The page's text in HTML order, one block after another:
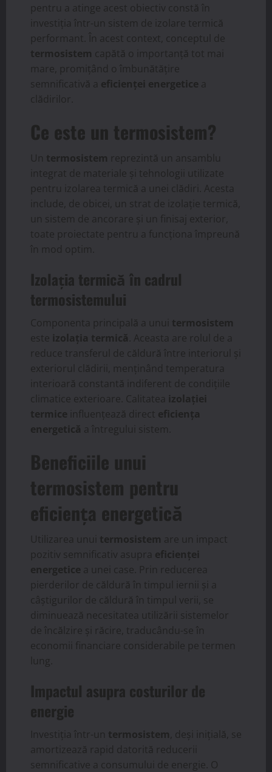
pentru a atinge acest obiectiv constă în
investiția într-un sistem de izolare termică
performant. În acest context, conceptul de
termosistem capătă o importanță tot mai
mare, promițând o îmbunătățire
semnificativă a eficienței energetice a
clădirilor.
Ce este un termosistem?
Un termosistem reprezintă un ansamblu
integrat de materiale și tehnologii utilizate
pentru izolarea termică a unei clădiri. Acesta
include, de obicei, un strat de izolație termică,
un sistem de ancorare și un finisaj exterior,
toate proiectate pentru a funcționa împreună
în mod optim.
Izolația termică în cadrul
termosistemului
Componenta principală a unui termosistem
este izolația termică . Aceasta are rolul de a
reduce transferul de căldură între interiorul și
exteriorul clădirii, menținând temperatura
interioară constantă indiferent de condițiile
climatice exterioare. Calitatea izolației
termice influențează direct eficiența
energetică a întregului sistem.
Beneficiile unui
termosistem pentru
eficiența energetică
Utilizarea unui termosistem are un impact
pozitiv semnificativ asupra eficienței
energetice a unei case. Prin reducerea
pierderilor de căldură în timpul iernii și a
câștigurilor de căldură în timpul verii, se
diminuează necesitatea utilizării sistemelor
de încălzire și răcire, traducându-se în
economii financiare considerabile pe termen
lung.
Impactul asupra costurilor de
energie
Investiția într-un termosistem , deși inițială, se
amortizează rapid datorită reducerii
semnificative a consumului de energie. O